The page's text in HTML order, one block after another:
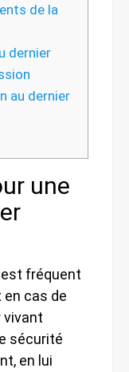
de la
dernier
au dernier
une
est fréquent
en cas de
vivant
sécurité
en lui